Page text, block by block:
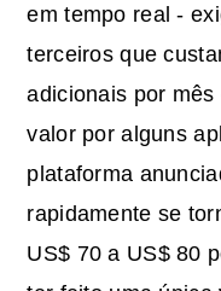
em tempo real -
terceiros que
adicionais por
valor por alguns
plataforma
rapidamente se
US$ 70 a US$ 80